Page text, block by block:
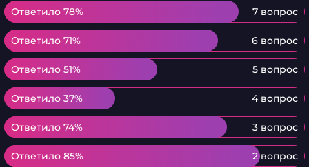
Ответило 78% 7 вопрос
Ответило 78%
Ответило 71% 6 вопрос
Ответило 71%
Ответило 51% 5 вопрос
Ответило 51%
Ответило 37% 4 вопрос
Ответило 37%
Ответило 74% 3 вопрос
Ответило 74%
Ответило 85% 2 вопрос
Ответило 85%